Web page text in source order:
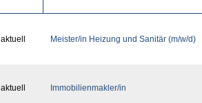
aktuell Meister/in Heizung und Sanitär (m/w/d)
aktuell Immobilienmakler/in